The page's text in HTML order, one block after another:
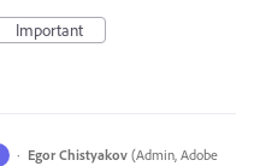
Important
· Egor Chistyakov (Admin, Adobe